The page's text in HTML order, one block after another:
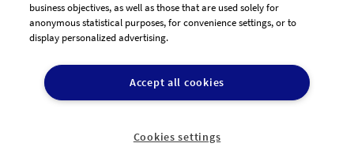
AGB Dienstleister
Datenschutz
Impressum
business objectives, as well as those that are used solely for
anonymous statistical purposes, for convenience settings, or to
display personalized advertising.
Accept all cookies
Cookies settings